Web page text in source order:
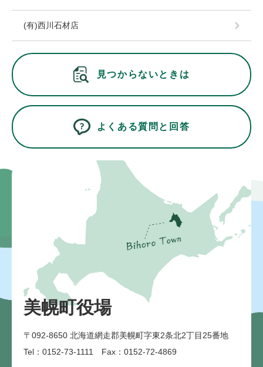
(有)西川石材店
見つからないときは
よくある質問と回答
美幌町役場
〒092-8650 北海道網走郡美幌町字東2条北2丁目25番地
Tel：0152-73-1111 Fax：0152-72-4869